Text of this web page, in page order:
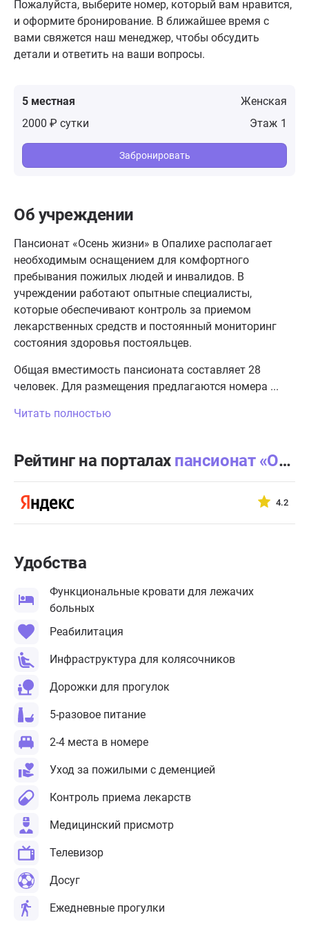
Пожалуйста, выберите номер, который вам нравится,
и оформите бронирование. В ближайшее время с
вами свяжется наш менеджер, чтобы обсудить
детали и ответить на ваши вопросы.
5 местная
Женская
1
2000 ₽ сутки
Забронировать
Об учреждении
Пансионат «Осень жизни» в Опалихе располагает
необходимым оснащением для комфортного
пребывания пожилых людей и инвалидов. В
учреждении работают опытные специалисты,
которые обеспечивают контроль за приемом
лекарственных средств и постоянный мониторинг
состояния здоровья постояльцев.
Общая вместимость пансионата составляет 28
человек. Для размещения предлагаются номера ...
Читать полностью
Рейтинг на порталах пансионат «Осень жизни» Опалиха
4.2
Удобства
Функциональные кровати для лежачих
больных
Реабилитация
Инфраструктура для колясочников
Дорожки для прогулок
5-разовое питание
2-4 места в номере
Уход за пожилыми с деменцией
Контроль приема лекарств
Медицинский присмотр
Телевизор
Досуг
Ежедневные прогулки